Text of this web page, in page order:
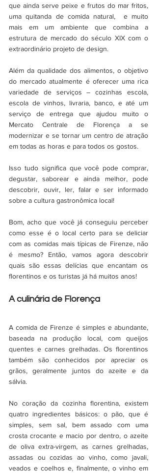
que ainda serve peixe e frutos do mar fritos,
uma quitanda de comida natural,  e muito
mais em um ambiente que combina a
estrutura de mercado do século XIX com o
extraordinário projeto de design.
Além da qualidade dos alimentos, o objetivo
do mercado atualmente é oferecer uma rica
variedade de serviços – cozinhas escola,
escola de vinhos, livraria, banco, e até um
serviço de entrega que ajudou muito o
Mercato Centrale de Florença a se
modernizar e se tornar um centro de atração
em todas as horas e para todos os gostos.
Isso tudo significa que você pode comprar,
degustar, saborear e ainda melhor, pode
descobrir, ouvir, ler, falar e ser informado
sobre a cultura gastronômica local!
Bom, acho que você já conseguiu perceber
como esse é o local certo para se deliciar
com as comidas mais típicas de Firenze, não
é mesmo? Então, vamos agora descobrir
quais são essas delícias que encantam os
florentinos e os turistas já há muitos anos!
A culinária de Florença
A comida de Firenze é simples e abundante,
baseada na produção local, com queijos
quentes e carnes grelhadas. Os florentinos
também são conhecidos por apreciar os
grãos, geralmente juntos do azeite e da
sálvia.
No coração da cozinha florentina, existem
quatro ingredientes básicos: o pão, que é
simples, sem sal, bem assado com uma
crosta crocante e macio por dentro, o azeite
de oliva extra-virgem, as carnes grelhadas,
assadas ou cozidas ao vinho, como javali,
veados e coelhos e, finalmente, o vinho em